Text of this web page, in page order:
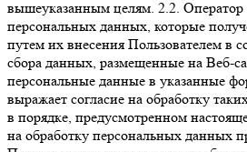
вышеуказанным целям. 2.2. Оператор
персональных данных, которые
путем их внесения Пользователем в
сбора данных, размещенные на Веб-
персональные данные в указанные
выражает согласие на обработку
в порядке, предусмотренном
на обработку персональных данных